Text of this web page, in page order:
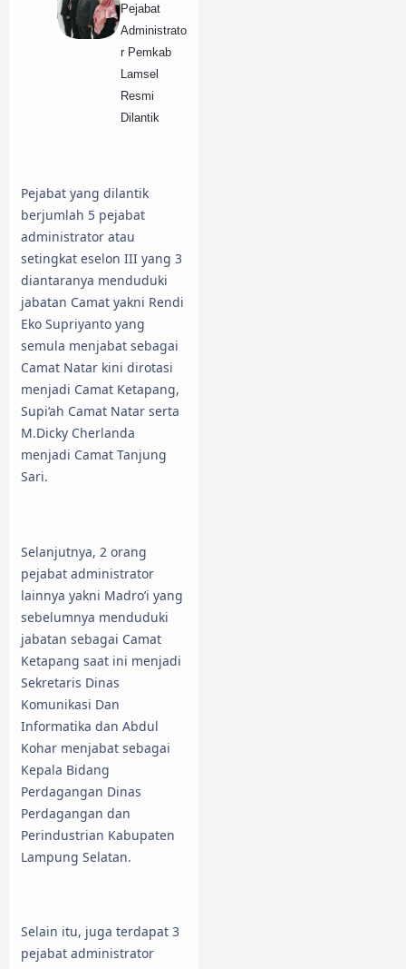
Pejabat
Administrato
r Pemkab
Lamsel
Resmi
Dilantik
Pejabat yang dilantik
berjumlah 5 pejabat
administrator atau
setingkat eselon III yang 3
diantaranya menduduki
jabatan Camat yakni Rendi
Eko Supriyanto yang
semula menjabat sebagai
Camat Natar kini dirotasi
menjadi Camat Ketapang,
Supi’ah Camat Natar serta
M.Dicky Cherlanda
menjadi Camat Tanjung
Sari.
Selanjutnya, 2 orang
pejabat administrator
lainnya yakni Madro’i yang
sebelumnya menduduki
jabatan sebagai Camat
Ketapang saat ini menjadi
Sekretaris Dinas
Komunikasi Dan
Informatika dan Abdul
Kohar menjabat sebagai
Kepala Bidang
Perdagangan Dinas
Perdagangan dan
Perindustrian Kabupaten
Lampung Selatan.
Selain itu, juga terdapat 3
pejabat administrator